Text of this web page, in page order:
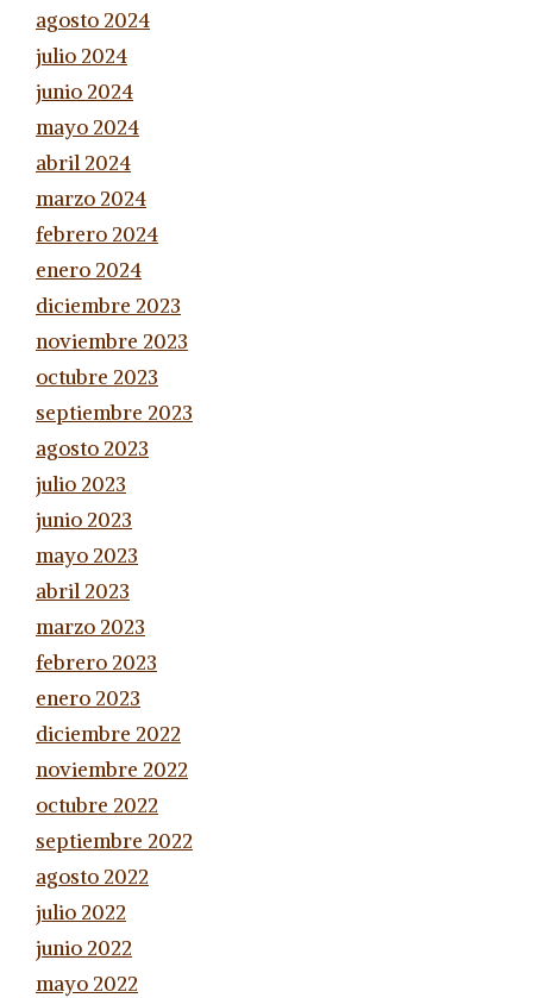
agosto 2024
julio 2024
junio 2024
mayo 2024
abril 2024
marzo 2024
febrero 2024
enero 2024
diciembre 2023
noviembre 2023
octubre 2023
septiembre 2023
agosto 2023
julio 2023
junio 2023
mayo 2023
abril 2023
marzo 2023
febrero 2023
enero 2023
diciembre 2022
noviembre 2022
octubre 2022
septiembre 2022
agosto 2022
julio 2022
junio 2022
mayo 2022